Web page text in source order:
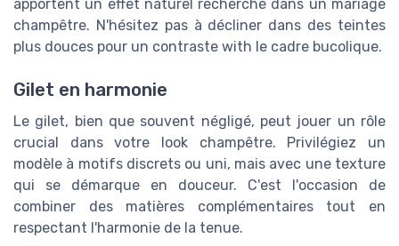
apportent un effet naturel recherché dans un mariage
champêtre. N'hésitez pas à décliner dans des teintes
plus douces pour un contraste with le cadre bucolique.
Gilet en harmonie
Le gilet, bien que souvent négligé, peut jouer un rôle
crucial dans votre look champêtre. Privilégiez un
modèle à motifs discrets ou uni, mais avec une texture
qui se démarque en douceur. C'est l'occasion de
combiner des matières complémentaires tout en
respectant l'harmonie de la tenue.